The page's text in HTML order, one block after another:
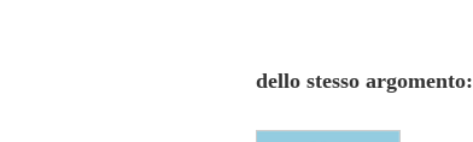
dello stesso argomento: